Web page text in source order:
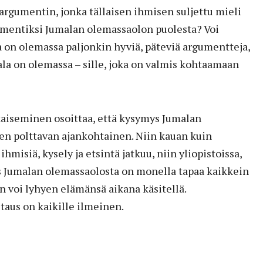
jonka tällaisen ihmisen suljettu mieli
Jumalan olemassaolon puolesta? Voi
olemassa paljonkin hyviä, päteviä argumentteja,
on olemassa – sille, joka on valmis kohtaamaan
osoittaa, että kysymys Jumalan
polttavan ajankohtainen. Niin kauan kuin
kysely ja etsintä jatkuu, niin yliopistoissa,
olemassaolosta on monella tapaa kaikkein
lyhyen elämänsä aikana käsitellä.
on kaikille ilmeinen.